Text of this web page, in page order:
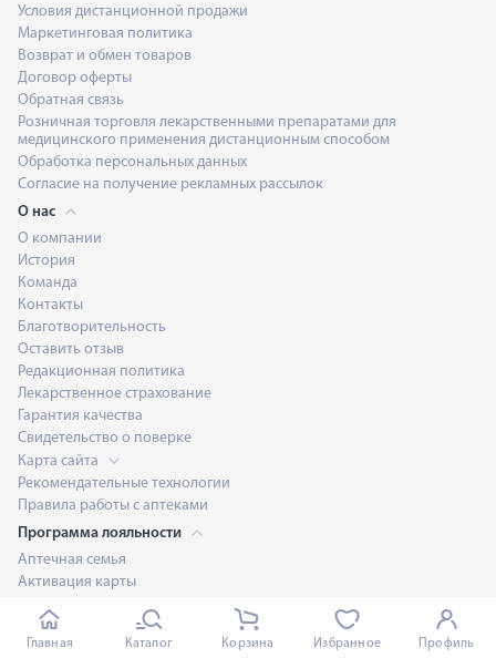
Условия дистанционной продажи
Маркетинговая политика
Возврат и обмен товаров
Договор оферты
Обратная связь
Розничная торговля лекарственными препаратами для
медицинского применения дистанционным способом
Обработка персональных данных
Согласие на получение рекламных рассылок
О нас
О компании
История
Команда
Контакты
Благотворительность
Оставить отзыв
Редакционная политика
Лекарственное страхование
Гарантия качества
Свидетельство о поверке
Карта сайта
Рекомендательные технологии
Правила работы с аптеками
Программа лояльности
Аптечная семья
Активация карты
Проверить баланс
Личный кабинет
Главная Каталог Корзина Избранное Профиль